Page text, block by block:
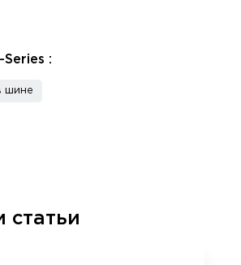
Series :
шине
статьи